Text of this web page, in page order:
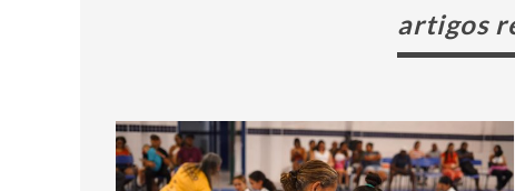
artigos